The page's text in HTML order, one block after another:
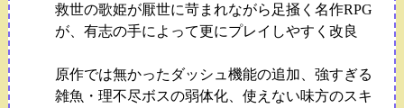
救世の歌姫が厭世に苛まれながら足掻く名作RPG
が、有志の手によって更にプレイしやすく改良
原作では無かったダッシュ機能の追加、強すぎる
雑魚・理不尽ボスの弱体化、使えない味方のスキ